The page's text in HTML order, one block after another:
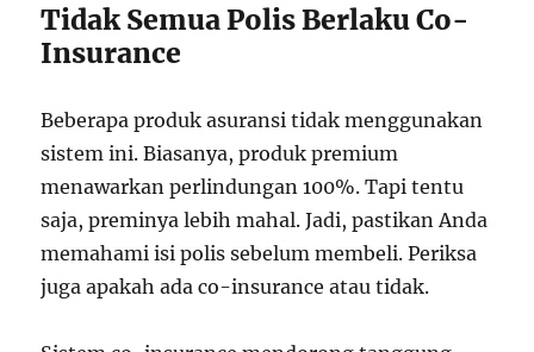
Tidak Semua Polis Berlaku Co-
Insurance
Beberapa produk asuransi tidak menggunakan
sistem ini. Biasanya, produk premium
menawarkan perlindungan 100%. Tapi tentu
saja, preminya lebih mahal. Jadi, pastikan Anda
memahami isi polis sebelum membeli. Periksa
juga apakah ada co-insurance atau tidak.